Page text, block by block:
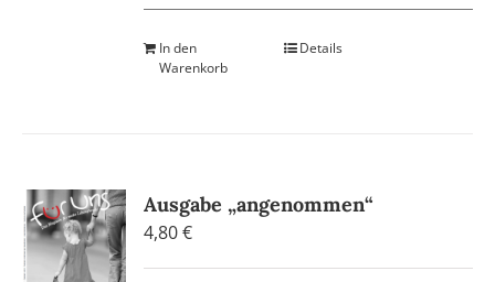
In den
Warenkorb
Details
Ausgabe „angenommen“
4,80€